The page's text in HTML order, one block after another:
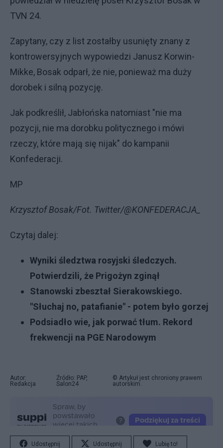
TVN 24.
Zapytany, czy z list zostałby usunięty znany z
kontrowersyjnych wypowiedzi Janusz Korwin-
Mikke, Bosak odparł, że nie, ponieważ ma duży
dorobek i silną pozycję.
Jak podkreślił, Jabłońska natomiast "nie ma
pozycji, nie ma dorobku politycznego i mówi
rzeczy, które mają się nijak" do kampanii
Konfederacji.
MP
Krzysztof Bosak/Fot. Twitter/@KONFEDERACJA_
Czytaj dalej:
Wyniki śledztwa rosyjski śledczych.
Potwierdzili, że Prigożyn zginął
Stanowski zbeształ Sierakowskiego.
"Słuchaj no, patafianie" - potem było gorzej
Podsiadło wie, jak porwać tłum. Rekord
frekwencji na PGE Narodowym
Autor:
Redakcja
Źródło: PAP,
Salon24
© Artykuł jest chroniony prawem
autorskim.
Udostępnij Udostępnij Lubię to!